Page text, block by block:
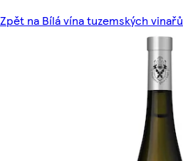
Zpět na Bílá vína tuzemských vinařů